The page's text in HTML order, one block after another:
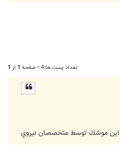
تعداد پست ها:4 • صفحه 1 از 1
كه اين موشك توسط متخصصان نيروي